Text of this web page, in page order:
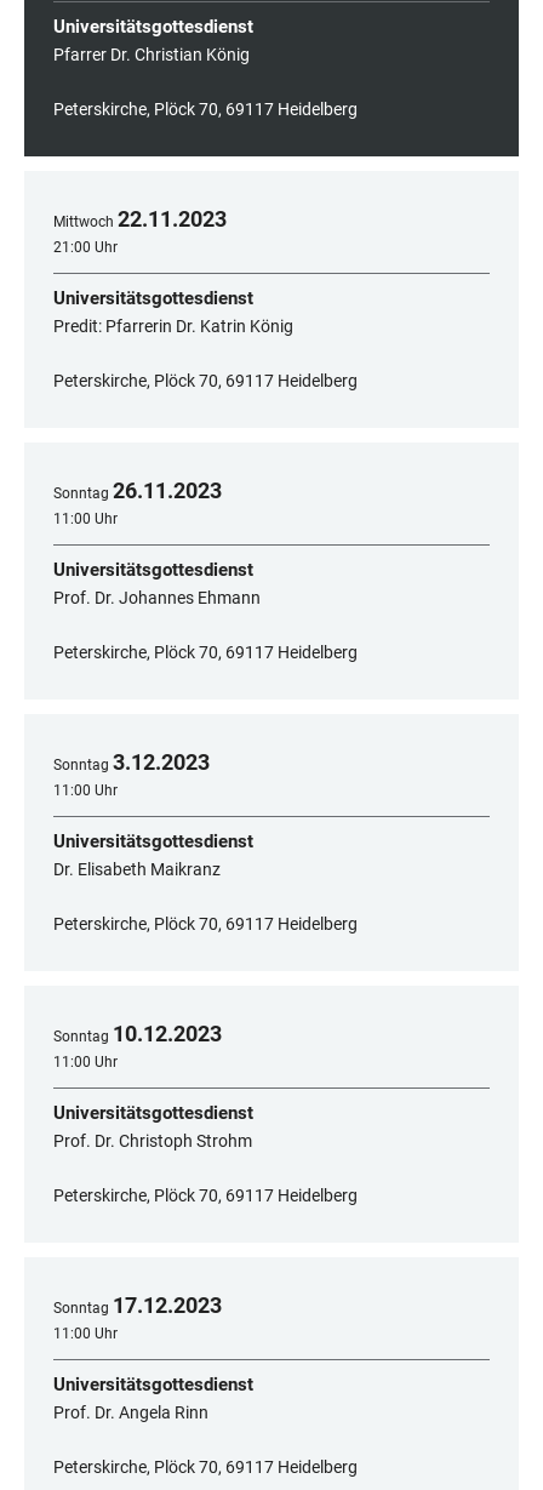
Universitätsgottesdienst
Pfarrer Dr. Christian König
Peterskirche, Plöck 70, 69117 Heidelberg
Mittwoch 22.11.2023
21:00 Uhr
Universitätsgottesdienst
Predit: Pfarrerin Dr. Katrin König
Peterskirche, Plöck 70, 69117 Heidelberg
Sonntag 26.11.2023
11:00 Uhr
Universitätsgottesdienst
Prof. Dr. Johannes Ehmann
Peterskirche, Plöck 70, 69117 Heidelberg
Sonntag 3.12.2023
11:00 Uhr
Universitätsgottesdienst
Dr. Elisabeth Maikranz
Peterskirche, Plöck 70, 69117 Heidelberg
Sonntag 10.12.2023
11:00 Uhr
Universitätsgottesdienst
Prof. Dr. Christoph Strohm
Peterskirche, Plöck 70, 69117 Heidelberg
Sonntag 17.12.2023
11:00 Uhr
Universitätsgottesdienst
Prof. Dr. Angela Rinn
Peterskirche, Plöck 70, 69117 Heidelberg